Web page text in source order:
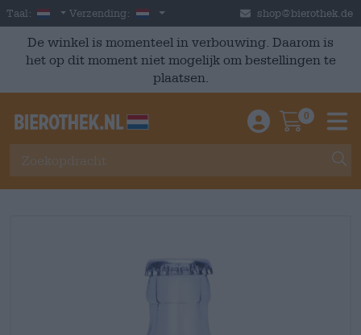
Skip to main content
Taal: Dutch
Verzending: Nederland shop@bierothek.de
De winkel is momenteel in verbouwing. Daarom is
het op dit moment niet mogelijk om bestellingen te
plaatsen.
Einloggen /
0